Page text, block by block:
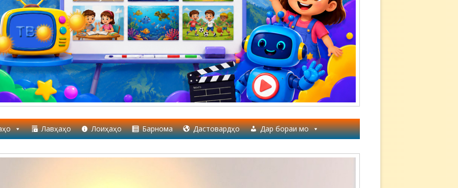
Лавҳаҳо Лоиҳаҳо Барнома Дастовардҳо Дар бораи мо